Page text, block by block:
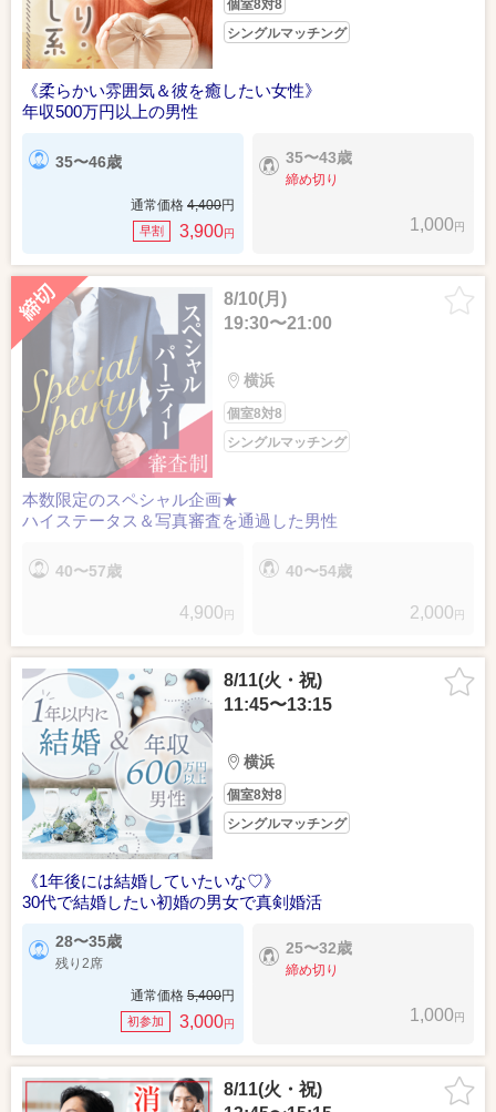
個室8対8
シングルマッチング
《柔らかい雰囲気＆彼を癒したい女性》
年収500万円以上の男性
35〜46歳
通常価格 4,400円
早割 3,900円
35〜43歳
締め切り
1,000円
8/10(月)
19:30〜21:00
横浜
個室8対8
シングルマッチング
本数限定のスペシャル企画★
ハイステータス＆写真審査を通過した男性
40〜57歳
4,900 円
40〜54歳
2,000 円
8/11(火・祝)
11:45〜13:15
横浜
個室8対8
シングルマッチング
《1年後には結婚していたいな♡》
30代で結婚したい初婚の男女で真剣婚活
28〜35歳
残り2席
通常価格 5,400円
初参加 3,000円
25〜32歳
締め切り
1,000円
8/11(火・祝)